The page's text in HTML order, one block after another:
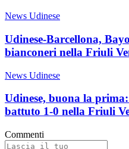
News Udinese
Udinese-Barcellona,
bianconeri nella Friuli
News Udinese
Udinese, buona la
battuto 1-0 nella Friuli
Commenti